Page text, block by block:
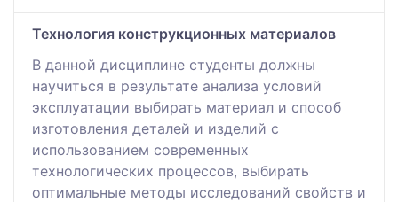
Технология конструкционных материалов
В данной дисциплине студенты должны
научиться в результате анализа условий
эксплуатации выбирать материал и способ
изготовления деталей и изделий с
использованием современных
технологических процессов, выбирать
оптимальные методы исследований свойств и